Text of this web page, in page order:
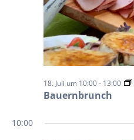
Bauernbrunch
18. Juli um 10:00- 13:00
10:00